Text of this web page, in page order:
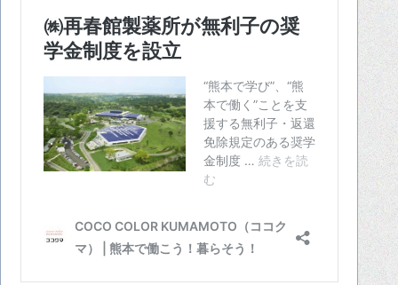
転職エージェントサービス
転職相談会
キャリア採用をお考えの企業様へ
選ばれる４つの理由
独自の採用スキーム